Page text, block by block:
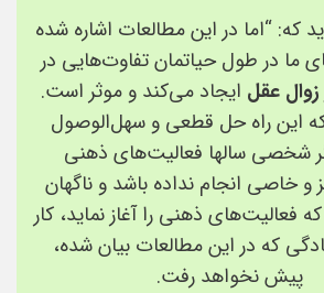
که: “اما در این مطالعات اشاره شده
ما در طول حیاتمان تفاوت‌هایی در
عقل ایجاد می‌کند و موثر است.
این راه حل قطعی و سهل‌الوصول
شخصی سالها فعالیت‌های ذهنی
و خاصی انجام نداده باشد و ناگهان
فعالیت‌های ذهنی را آغاز نماید، کار
که در این مطالعات بیان شده،
پیش نخواهد رفت.